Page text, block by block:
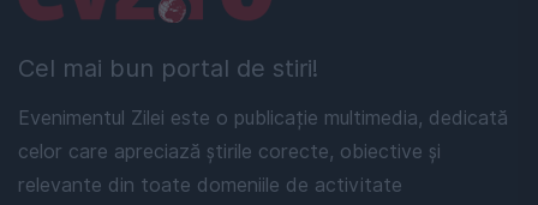
Cel mai bun portal de stiri!
Evenimentul Zilei este o publicație multimedia, dedicată
celor care apreciază știrile corecte, obiective și
relevante din toate domeniile de activitate